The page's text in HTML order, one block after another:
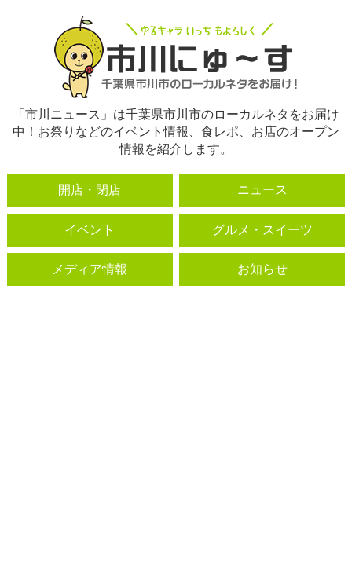
「市川ニュース」は千葉県市川市のローカルネタをお届け
中！お祭りなどのイベント情報、食レポ、お店のオープン
情報を紹介します。
開店・閉店 ニュース
イベント グルメ・スイーツ
メディア情報 お知らせ